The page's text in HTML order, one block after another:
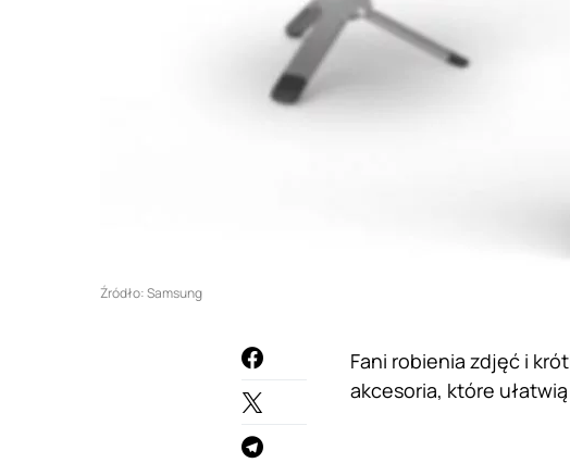
Źródło: Samsung
Fani robienia zdjęć i
akcesoria, które